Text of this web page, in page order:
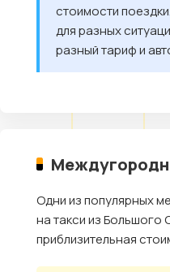
стоимости
для разных
разный тариф и
Одни из популярных
на такси из Большого
приблизительная